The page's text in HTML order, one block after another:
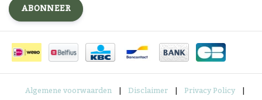
ABONNEER
Algemene voorwaarden | Disclaimer | Privacy Policy |